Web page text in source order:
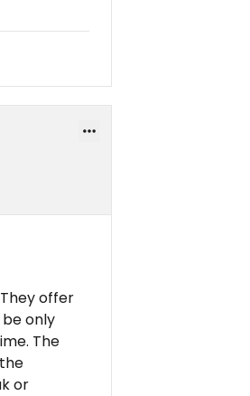
offer
only
The
or